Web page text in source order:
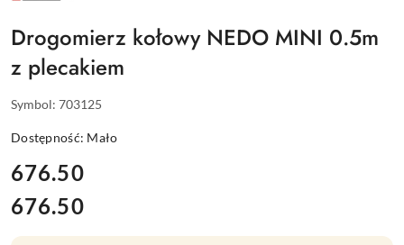
Drogomierz kołowy NEDO MINI 0.5m
z plecakiem
Symbol: 703125
Dostępność: Mało
cena:
676.50
Cena:
676.50